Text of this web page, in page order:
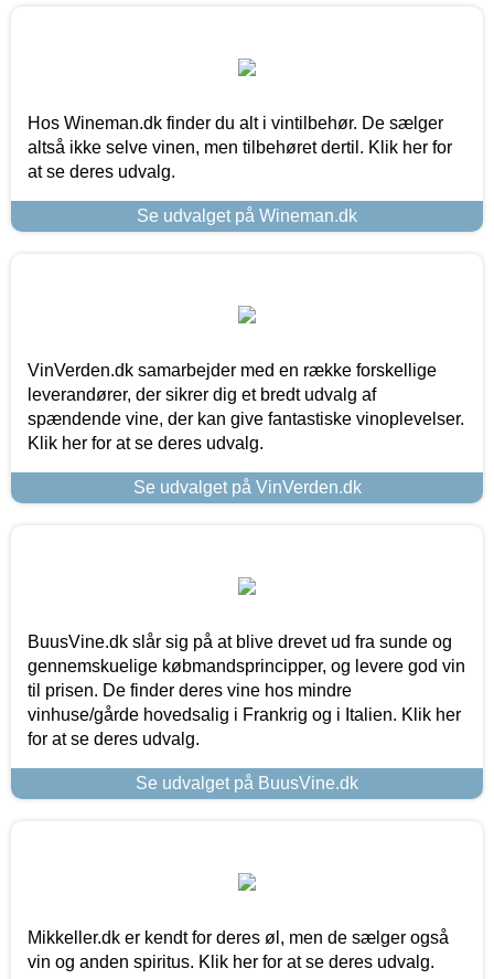
Hos Wineman.dk finder du alt i vintilbehør. De sælger
altså ikke selve vinen, men tilbehøret dertil. Klik her for
at se deres udvalg.
Se udvalget på Wineman.dk
VinVerden.dk samarbejder med en række forskellige
leverandører, der sikrer dig et bredt udvalg af
spændende vine, der kan give fantastiske vinoplevelser.
Klik her for at se deres udvalg.
Se udvalget på VinVerden.dk
BuusVine.dk slår sig på at blive drevet ud fra sunde og
gennemskuelige købmandsprincipper, og levere god vin
til prisen. De finder deres vine hos mindre
vinhuse/gårde hovedsalig i Frankrig og i Italien. Klik her
for at se deres udvalg.
Se udvalget på BuusVine.dk
Mikkeller.dk er kendt for deres øl, men de sælger også
vin og anden spiritus. Klik her for at se deres udvalg.